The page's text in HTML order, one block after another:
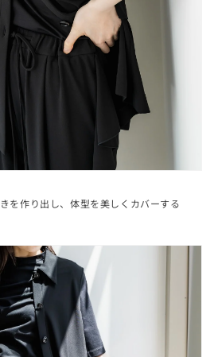
を作り出し、体型を美しくカバーする